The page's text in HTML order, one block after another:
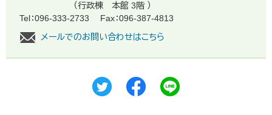
（行政棟 本館 3階 ）
Tel：096-333-2733
Fax：096-387-4813
メールでのお問い合わせはこちら